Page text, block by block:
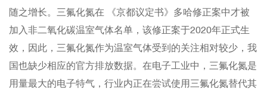
随之增长。三氟化氮在 《京都议定书》多哈修正案中才被
加入非二氧化碳温室气体名单，该修正案于2020年正式生
效，因此，三氟化氮作为温室气体受到的关注相对较少，我
国也缺少相应的官方排放数据。在电子工业中，三氟化氮是
用量最大的电子特气，行业内正在尝试使用三氟化氮替代其